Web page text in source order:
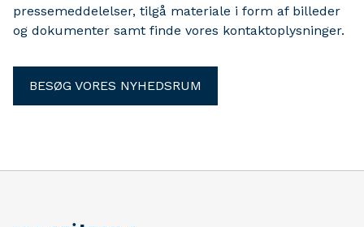
pressemeddelelser, tilgå materiale i form af billeder
og dokumenter samt finde vores kontaktoplysninger.
BESØG VORES NYHEDSRUM